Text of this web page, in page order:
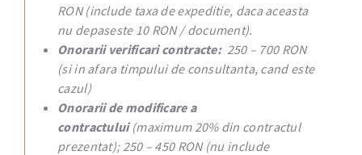
RON (include taxa de expeditie, daca aceasta
nu depaseste 10 RON / document).
Onorarii verificari contracte: 250 – 700 RON
(si in afara timpului de consultanta, cand este
cazul)
Onorarii de modificare a
contractului(maximum 20% din contractul
prezentat); 250 – 450 RON (nu include